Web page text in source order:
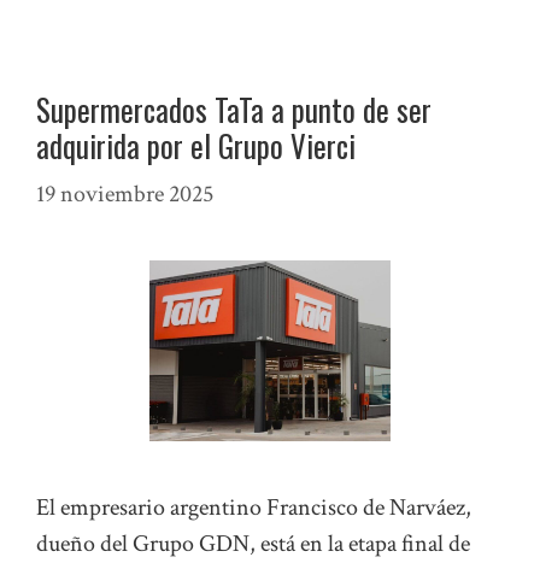
Supermercados TaTa a punto de ser
adquirida por el Grupo Vierci
19 noviembre 2025
El empresario argentino Francisco de Narváez,
dueño del Grupo GDN, está en la etapa final de